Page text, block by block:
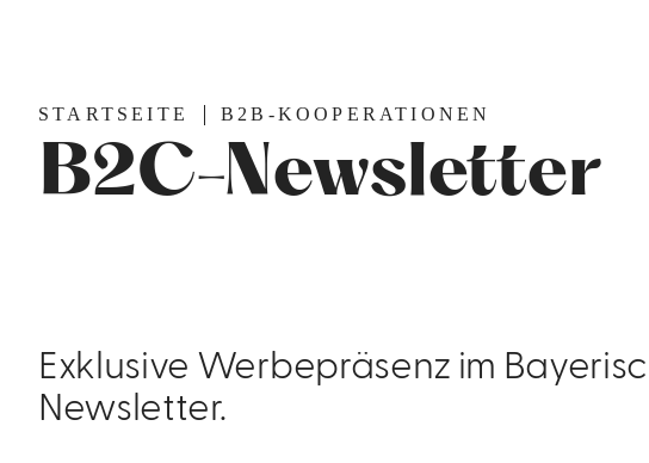
STARTSEITE B2B-KOOPERATIONEN
B2C-Newsletter
Exklusive Werbepräsenz im
Newsletter.